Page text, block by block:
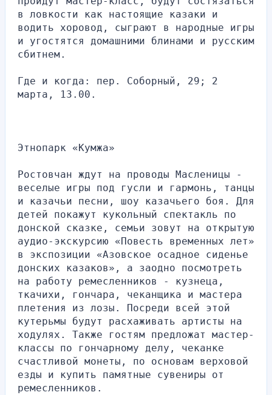
в ловкости как настоящие казаки и
водить хоровод, сыграют в народные игры
и угостятся домашними блинами и русским
сбитнем.
Где и когда: пер. Соборный, 29; 2
марта, 13.00.
Этнопарк «Кумжа»
Ростовчан ждут на проводы Масленицы -
веселые игры под гусли и гармонь, танцы
и казачьи песни, шоу казачьего боя. Для
детей покажут кукольный спектакль по
донской сказке, семьи зовут на открытую
аудио-экскурсию «Повесть временных лет»
в экспозиции «Азовское осадное сиденье
донских казаков», а заодно посмотреть
на работу ремесленников - кузнеца,
ткачихи, гончара, чеканщика и мастера
плетения из лозы. Посреди всей этой
кутерьмы будут расхаживать артисты на
ходулях. Также гостям предложат мастер-
классы по гончарному делу, чеканке
счастливой монеты, по основам верховой
езды и купить памятные сувениры от
ремесленников.